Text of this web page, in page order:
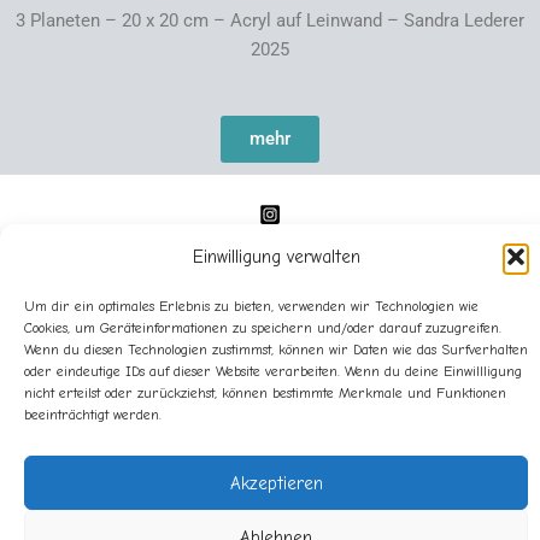
Einwilligung verwalten
Um dir ein optimales Erlebnis zu bieten, verwenden wir Technologien wie
Cookies, um Geräteinformationen zu speichern und/oder darauf zuzugreifen.
Wenn du diesen Technologien zustimmst, können wir Daten wie das Surfverhalten
oder eindeutige IDs auf dieser Website verarbeiten. Wenn du deine Einwillligung
nicht erteilst oder zurückziehst, können bestimmte Merkmale und Funktionen
beeinträchtigt werden.
Akzeptieren
3 Planeten – 20 x 20 cm – Acryl auf Leinwand – Sandra Lederer
2025
mehr
Impressum